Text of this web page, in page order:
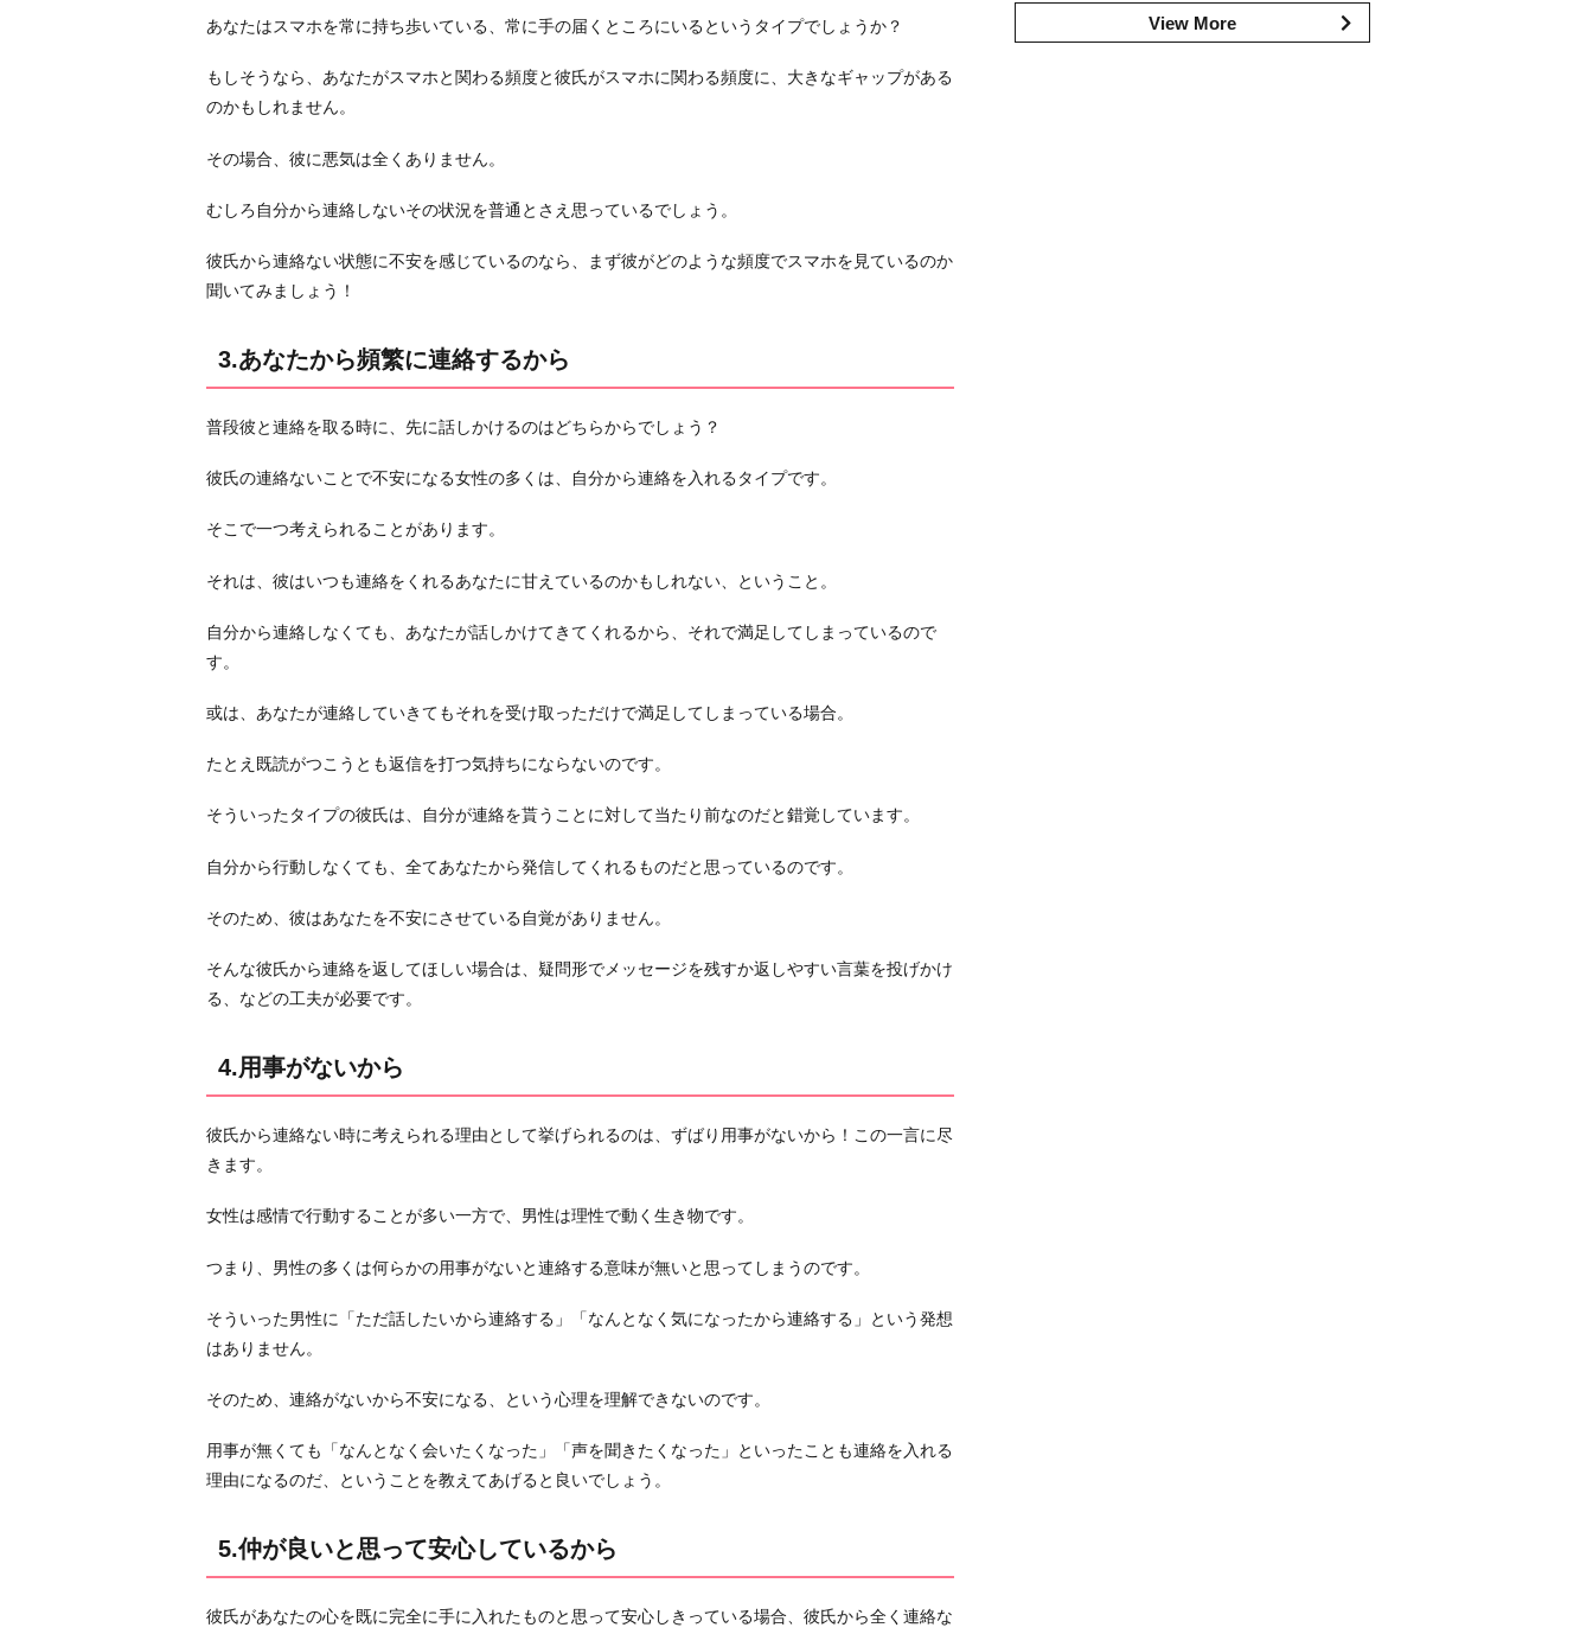
と
っ
て
心
い
る
ら
お
り
あなたはスマホを常に持ち歩いている、常に手の届くところにいるというタイプでしょうか？
もしそうなら、あなたがスマホと関わる頻度と彼氏がスマホに関わる頻度に、大きなギャップがある
のかもしれません。
その場合、彼に悪気は全くありません。
むしろ自分から連絡しないその状況を普通とさえ思っているでしょう。
彼氏から連絡ない状態に不安を感じているのなら、まず彼がどのような頻度でスマホを見ているのか
聞いてみましょう！
3.あなたから頻繁に連絡するから
普段彼と連絡を取る時に、先に話しかけるのはどちらからでしょう？
彼氏の連絡ないことで不安になる女性の多くは、自分から連絡を入れるタイプです。
そこで一つ考えられることがあります。
それは、彼はいつも連絡をくれるあなたに甘えているのかもしれない、ということ。
自分から連絡しなくても、あなたが話しかけてきてくれるから、それで満足してしまっているので
す。
或は、あなたが連絡していきてもそれを受け取っただけで満足してしまっている場合。
たとえ既読がつこうとも返信を打つ気持ちにならないのです。
そういったタイプの彼氏は、自分が連絡を貰うことに対して当たり前なのだと錯覚しています。
自分から行動しなくても、全てあなたから発信してくれるものだと思っているのです。
そのため、彼はあなたを不安にさせている自覚がありません。
そんな彼氏から連絡を返してほしい場合は、疑問形でメッセージを残すか返しやすい言葉を投げかけ
る、などの工夫が必要です。
4.用事がないから
彼氏から連絡ない時に考えられる理由として挙げられるのは、ずばり用事がないから！この一言に尽
きます。
女性は感情で行動することが多い一方で、男性は理性で動く生き物です。
つまり、男性の多くは何らかの用事がないと連絡する意味が無いと思ってしまうのです。
そういった男性に「ただ話したいから連絡する」「なんとなく気になったから連絡する」という発想
はありません。
そのため、連絡がないから不安になる、という心理を理解できないのです。
用事が無くても「なんとなく会いたくなった」「声を聞きたくなった」といったことも連絡を入れる
理由になるのだ、ということを教えてあげると良いでしょう。
5.仲が良いと思って安心しているから
彼氏があなたの心を既に完全に手に入れたものと思って安心しきっている場合、彼氏から全く連絡な
View More